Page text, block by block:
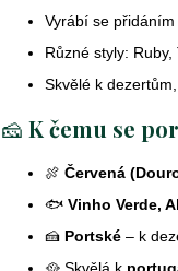
Vyrábí se
Různé styly:
Skvělé k
🧀 K čemu se
🍖 Červená
🐟 Vinho Verde,
🍰 Portské – k